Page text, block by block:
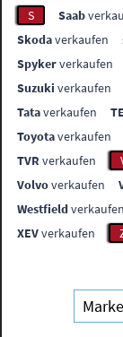
S
Saab
Skodaverkaufen
Spykerverkaufen
Suzuki verkaufen
Tataverkaufen
Toyotaverkaufen
TVR verkaufen
Volvoverkaufen
Westfieldverkaufen
XEVverkaufen